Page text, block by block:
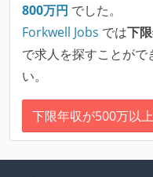
800万円 でした。
Forkwell Jobs では下
で求人を探すことがで
い。
下限年収が500万以